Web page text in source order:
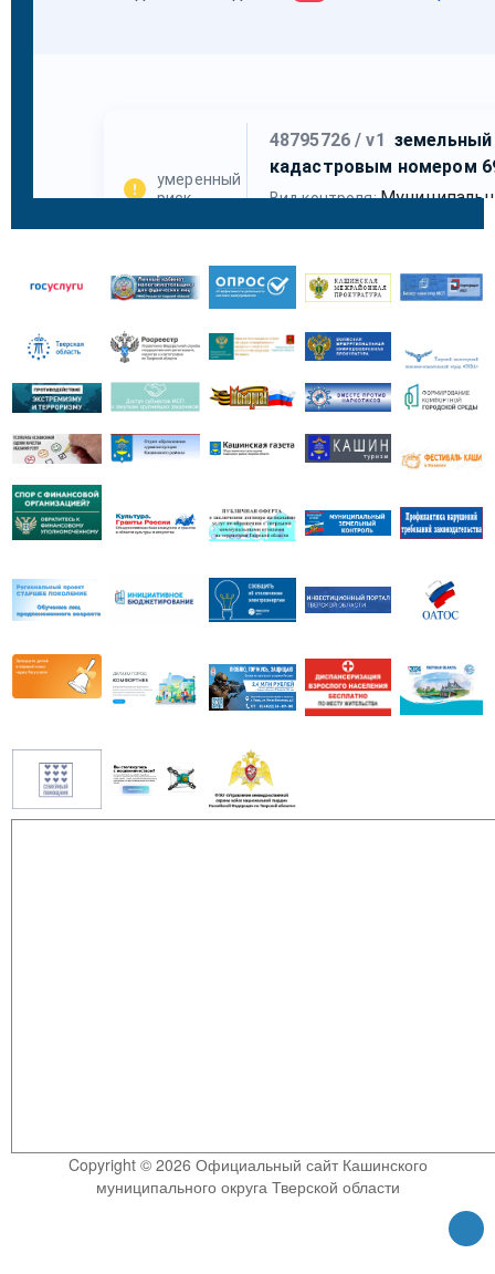
Copyright © 2026 Официальный сайт Кашинского
муниципального округа Тверской области